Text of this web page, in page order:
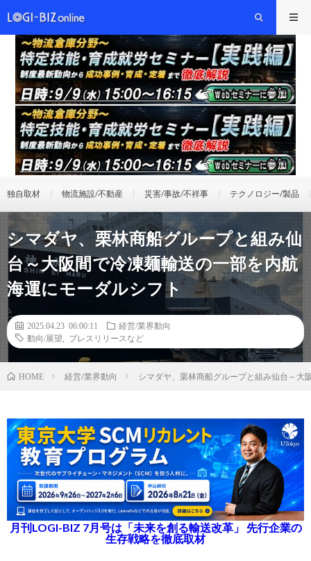
独自取材 物流施設/不動産 災害/事故/不祥事 テクノロジー/製品
シマダヤ、栗林商船グループと組み仙
台～大阪間で冷凍麺輸送の一部を内航
海運にモーダルシフト
2025.04.23 06:00:11
経営/業界動向
動向/展望
プレスリリースなど
HOME 経営/業界動向 シマダヤ、栗林商船グループと組み仙台～大
月刊LOGI-BIZ 7月号は「未来を創る輸送改革」 先行企業の
生存戦略を徹底取材